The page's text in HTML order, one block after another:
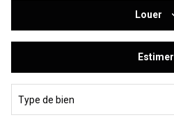
Du neuf
Louer
De l'immo pro
Estimer
Type de bien